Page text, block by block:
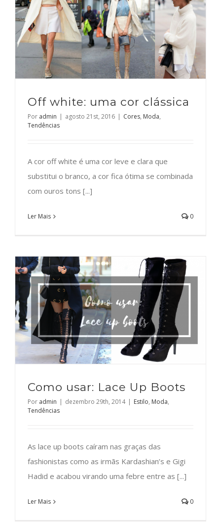
Off white: uma cor clássica
Por admin | agosto 21st, 2016 | Cores, Moda,
Tendências
A cor off white é uma cor leve e clara que
substitui o branco, a cor fica ótima se combinada
com ouros tons [...]
Ler Mais 0
Como usar: Lace Up Boots
Por admin | dezembro 29th, 2014 | Estilo, Moda,
Tendências
As lace up boots caíram nas graças das
fashionistas como as irmãs Kardashian’s e Gigi
Hadid e acabou virando uma febre entre as [...]
Ler Mais 0